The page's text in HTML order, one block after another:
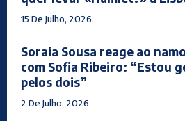
15 De Julho, 2026
Soraia Sousa reage ao
com Sofia Ribeiro: “Estou
pelos dois”
2 De Julho, 2026